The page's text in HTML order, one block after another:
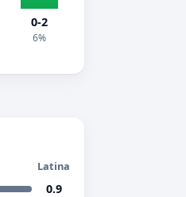
0-2
6%
Latina
0.9